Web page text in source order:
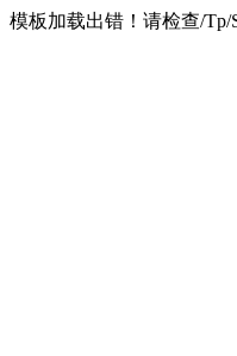
模板加载出错！请检查/Tp/